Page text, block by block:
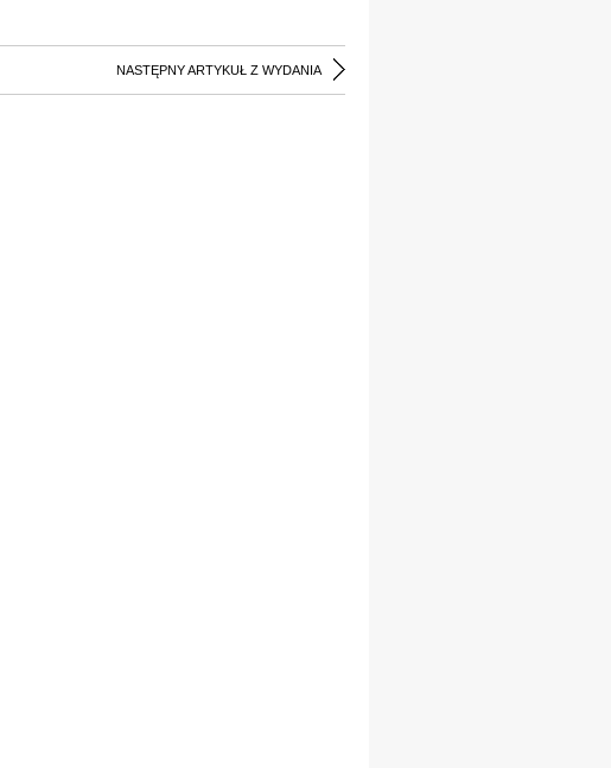
NASTĘPNY ARTYKUŁ Z WYDANIA